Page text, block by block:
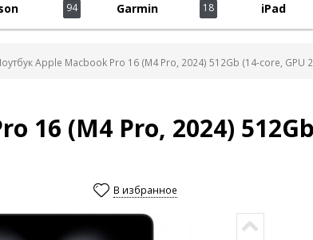
94 18
Garmin iPad
Apple Macbook Pro 16 (M4 Pro, 2024) 512Gb (14-core, GPU
16 (M4 Pro, 2024) 512Gb
В избранное